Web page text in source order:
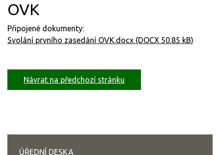
OVK
Připojené dokumenty:
Svolání prvního zasedání OVK.docx (DOCX 50.85 kB)
Návrat na předchozí stránku
ÚŘEDNÍ DESKA